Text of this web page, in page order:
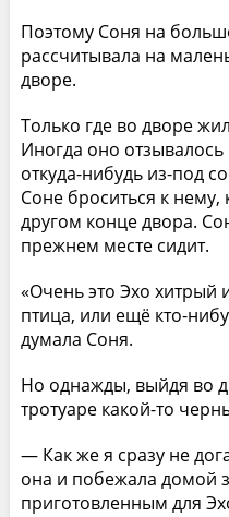
Поэтому Соня на
рассчитывала на
дворе.
Только где во дворе
Иногда оно
откуда-нибудь из-под
Соне броситься к нему,
другом конце двора.
прежнем месте сидит.
«Очень это Эхо хитрый
птица, или ещё кто-
думала Соня.
Но однажды, выйдя во
тротуаре какой-то
— Как же я сразу не
она и побежала домой
приготовленным для